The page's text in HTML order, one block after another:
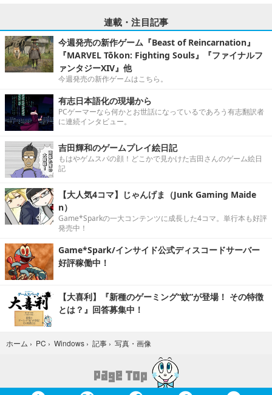
連載・注目記事
今週発売の新作ゲーム『Beast of Reincarnation』
『MARVEL Tōkon: Fighting Souls』『ファイナルフ
ァンタジーXIV』他
今週発売の新作ゲームはこちら。
有志日本語化の現場から
PCゲーマーなら何かとお世話になっているであろう有志翻訳者
に連続インタビュー。
吉田輝和のゲームプレイ絵日記
もはやゲムスパの顔！どこかで見かけた吉田さんのゲーム絵日
記
【大人気4コマ】じゃんげま（Junk Gaming Maide
n）
Game*Sparkの一大コンテンツに成長した4コマ。単行本も好評
発売中！
Game*Spark/インサイド公式ディスコードサーバー
好評稼働中！
【大喜利】『新種のゲーミング“蚊”が登場！ その特徴
とは？』回答募集中！
ホーム › PC › Windows › 記事 › 写真・画像